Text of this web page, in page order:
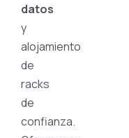
datos
y
alojamiento
de
racks
de
confianza.